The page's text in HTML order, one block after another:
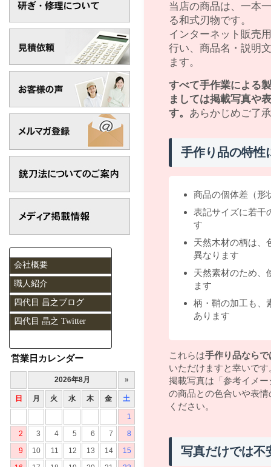
当店の商品は、一本
る和式刃物です。
インターネット販売
行い、商品名・説明
ます。
すべて手作業による
ましては掲載写真や
す。 あらかじめご了
手作り品の特性
商品の個体差（形
表記サイズに若干
す
天然木材の柄は、
異なります
天然素材のため、
ます
柄・鞘の加工も、
あります
これらは手作り品なら
いただけますと幸いです
掲載写真は「参考イメ
の商品との色合いや表
ください。
写真だけでは不
会社概要
職人紹介
四代目 昌之ブログ
四代目 晶之 Twitter
営業日カレンダー